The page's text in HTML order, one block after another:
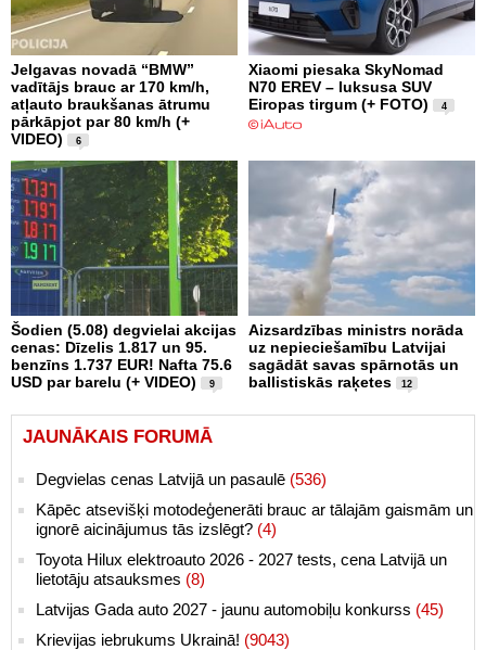
Jelgavas novadā “BMW”
vadītājs brauc ar 170 km/h,
atļauto braukšanas ātrumu
pārkāpjot par 80 km/h (+
VIDEO)
6
Xiaomi piesaka SkyNomad
N70 EREV – luksusa SUV
Eiropas tirgum (+ FOTO)
4
Šodien (5.08) degvielai akcijas
cenas: Dīzelis 1.817 un 95.
benzīns 1.737 EUR! Nafta 75.6
USD par barelu (+ VIDEO)
9
Aizsardzības ministrs norāda
uz nepieciešamību Latvijai
sagādāt savas spārnotās un
ballistiskās raķetes
12
JAUNĀKAIS FORUMĀ
Degvielas cenas Latvijā un pasaulē (536)
Kāpēc atsevišķi motodeģenerāti brauc ar tālajām gaismām un
ignorē aicinājumus tās izslēgt? (4)
Toyota Hilux elektroauto 2026 - 2027 tests, cena Latvijā un
lietotāju atsauksmes (8)
Latvijas Gada auto 2027 - jaunu automobiļu konkurss (45)
Krievijas iebrukums Ukrainā! (9043)